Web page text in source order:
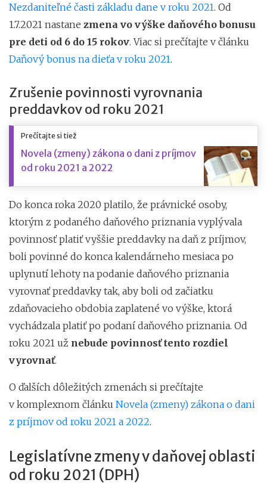
Nezdaniteľné časti základu dane v roku 2021. Od
1.7.2021 nastane zmena vo výške daňového bonusu
pre deti od 6 do 15 rokov. Viac si prečítajte v článku
Daňový bonus na dieťa v roku 2021.
Zrušenie povinnosti vyrovnania
preddavkov od roku 2021
Prečítajte si tiež
Novela (zmeny) zákona o dani z príjmov
od roku 2021 a 2022
Do konca roka 2020 platilo, že právnické osoby,
ktorým z podaného daňového priznania vyplývala
povinnosť platiť vyššie preddavky na daň z príjmov,
boli povinné do konca kalendárneho mesiaca po
uplynutí lehoty na podanie daňového priznania
vyrovnať preddavky tak, aby boli od začiatku
zdaňovacieho obdobia zaplatené vo výške, ktorá
vychádzala platiť po podaní daňového priznania. Od
roku 2021 už nebude povinnosť tento rozdiel
vyrovnať.
O ďalších dôležitých zmenách si prečítajte
v komplexnom článku Novela (zmeny) zákona o dani
z príjmov od roku 2021 a 2022.
Legislatívne zmeny v daňovej oblasti
od roku 2021 (DPH)